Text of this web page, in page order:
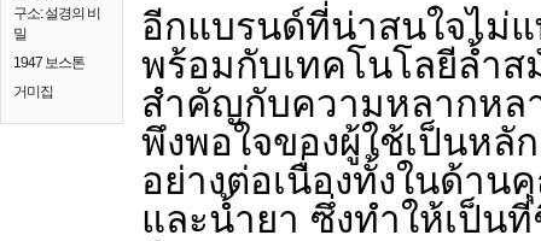
구소: 설경의 비
밀
1947 보스톤
거미집
อีกแบรนด์ที่น่าสนใจไม่
พร้อมกับเทคโนโลยีล้ำ
สำคัญกับความหลากหล
พึงพอใจของผู้ใช้เป็นหลั
อย่างต่อเนื่องทั้งในด้าน
และน้ำยา ซึ่งทำให้เป็น